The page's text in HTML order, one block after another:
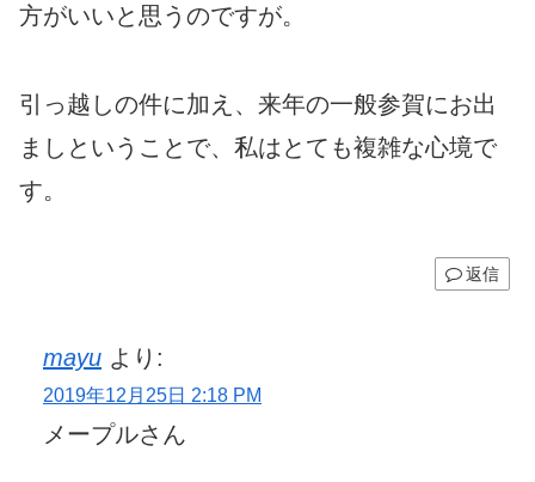
方がいいと思うのですが。
引っ越しの件に加え、来年の一般参賀にお出
ましということで、私はとても複雑な心境で
す。
返信
mayu より:
2019年12月25日 2:18 PM
メープルさん